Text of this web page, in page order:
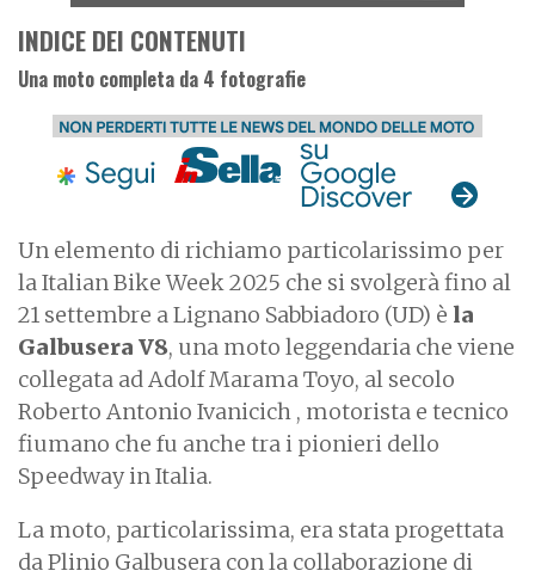
Un elemento di richiamo particolarissimo per
la Italian Bike Week 2025 che si svolgerà fino al
21 settembre a Lignano Sabbiadoro (UD) è la
Galbusera V8, una moto leggendaria che viene
collegata ad Adolf Marama Toyo, al secolo
Roberto Antonio Ivanicich , motorista e tecnico
fiumano che fu anche tra i pionieri dello
Speedway in Italia.
La moto, particolarissima, era stata progettata
da Plinio Galbusera con la collaborazione di
INDICE DEI CONTENUTI
Una moto completa da 4 fotografie